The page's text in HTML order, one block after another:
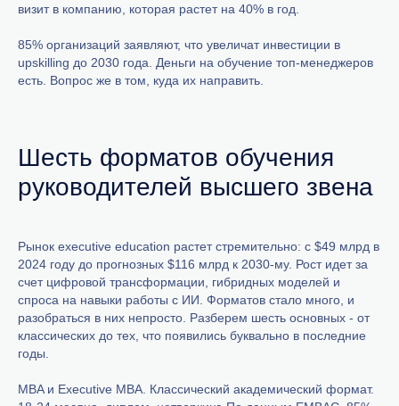
визит в компанию, которая растет на 40% в год.
85% организаций заявляют, что увеличат инвестиции в
upskilling до 2030 года. Деньги на обучение топ-менеджеров
есть. Вопрос же в том, куда их направить.
Шесть форматов обучения
руководителей высшего звена
Рынок executive education растет стремительно: с $49 млрд в
2024 году до прогнозных $116 млрд к 2030-му. Рост идет за
счет цифровой трансформации, гибридных моделей и
спроса на навыки работы с ИИ. Форматов стало много, и
разобраться в них непросто. Разберем шесть основных - от
классических до тех, что появились буквально в последние
годы.
MBA и Executive MBA. Классический академический формат.